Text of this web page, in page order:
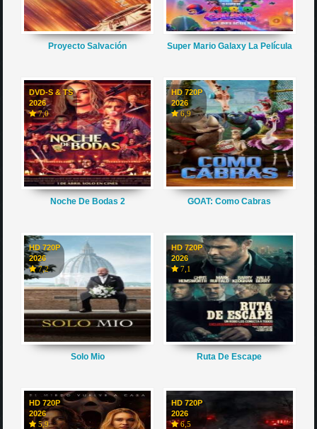
Proyecto Salvación Super Mario Galaxy La Película
DVD-S & TS
2026
7,0
Noche De Bodas 2
HD 720P
2026
6,9
GOAT: Como Cabras
HD 720P
2026
7,2
Solo Mio
HD 720P
2026
7,1
Ruta De Escape
HD 720P
2026
5,9
HD 720P
2026
6,5